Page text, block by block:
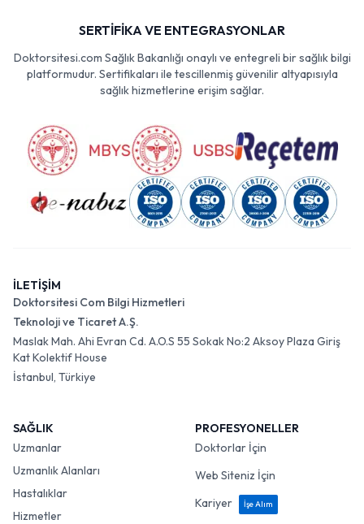
SERTİFİKA VE ENTEGRASYONLAR
Doktorsitesi.com Sağlık Bakanlığı onaylı ve entegreli bir sağlık bilgi
platformudur. Sertifikaları ile tescillenmiş güvenilir altyapısıyla
sağlık hizmetlerine erişim sağlar.
İLETİŞİM
Doktorsitesi Com Bilgi Hizmetleri
Teknoloji ve Ticaret A.Ş.
Maslak Mah. Ahi Evran Cd. A.O.S 55 Sokak No:2 Aksoy Plaza Giriş
Kat Kolektif House
İstanbul, Türkiye
SAĞLIK
Uzmanlar
Uzmanlık Alanları
Hastalıklar
Hizmetler
PROFESYONELLER
Doktorlar İçin
Web Siteniz İçin
Kariyer
İşe Alım